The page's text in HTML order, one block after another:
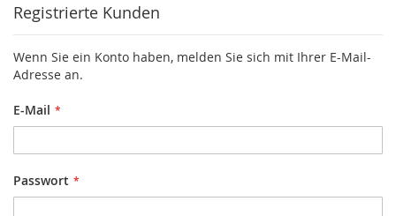
Registrierte Kunden
Wenn Sie ein Konto haben, melden Sie sich mit Ihrer E-Mail-
Adresse an.
E-Mail
Passwort